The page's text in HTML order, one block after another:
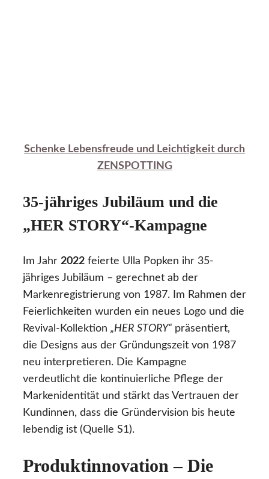
Schenke Lebensfreude und Leichtigkeit durch
ZENSPOTTING
35-jähriges Jubiläum und die
„HER STORY“-Kampagne
Im Jahr 2022 feierte Ulla Popken ihr 35-
jähriges Jubiläum – gerechnet ab der
Markenregistrierung von 1987. Im Rahmen der
Feierlichkeiten wurden ein neues Logo und die
Revival-Kollektion „HER STORY“ präsentiert,
die Designs aus der Gründungszeit von 1987
neu interpretieren. Die Kampagne
verdeutlicht die kontinuierliche Pflege der
Markenidentität und stärkt das Vertrauen der
Kundinnen, dass die Gründervision bis heute
lebendig ist (Quelle S1).
Produktinnovation – Die